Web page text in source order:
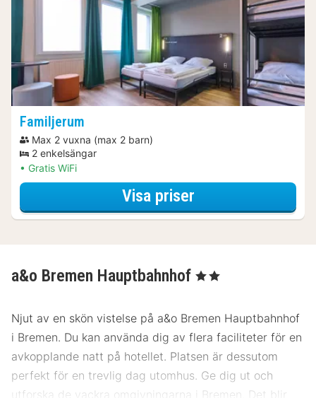
Familjerum
Max 2 vuxna (max 2 barn)
2 enkelsängar
Gratis WiFi
Visa priserför Familje-
a&o Bremen Hauptbahnhof , 2 Stjärnor
Njut av en skön vistelse på a&o Bremen Hauptbahnhof
i Bremen. Du kan använda dig av flera faciliteter för en
avkopplande natt på hotellet. Platsen är dessutom
perfekt för en trevlig dag utomhus. Ge dig ut och
utforska de vackra omgivningarna i Bremen. Det blir